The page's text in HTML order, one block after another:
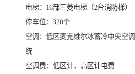
电梯：16部三菱电梯（2台消防梯）
停车位：320个
空调：低区麦克维尔冰蓄冷中央空
统
空调费：低区计，高区计电费